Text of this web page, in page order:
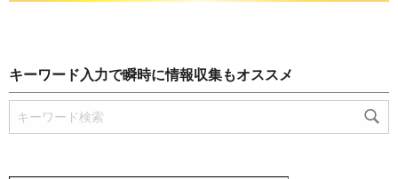
キーワード入力で瞬時に情報収集もオススメ